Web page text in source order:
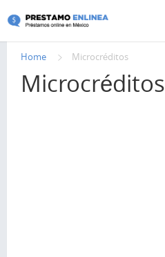
Pasar al contenido principal
Home Microcréditos
Microcréditos